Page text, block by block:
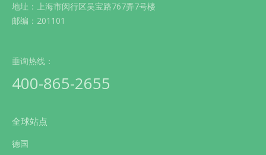
地址：上海市闵行区吴宝路767弄7号楼
邮编：201101
垂询热线：
400-865-2655
全球站点
德国